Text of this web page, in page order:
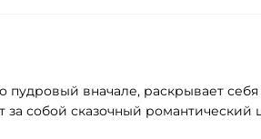
вначале, раскрывает
за собой сказочный